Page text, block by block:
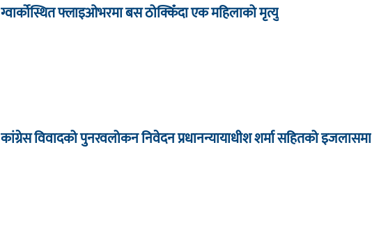
ग्वार्कोस्थित फ्लाइओभरमा बस ठोक्किँदा एक महिलाको मृत्यु
कांग्रेस विवादको पुनरवलोकन निवेदन प्रधानन्यायाधीश शर्मा सहितको इजलासमा